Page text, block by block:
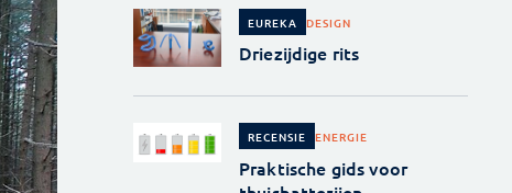
EUREKA DESIGN
Driezijdige rits
RECENSIE ENERGIE
Praktische gids voor